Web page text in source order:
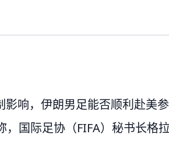
响，伊朗男足能否顺利赴美参
国际足协（FIFA）秘书长格